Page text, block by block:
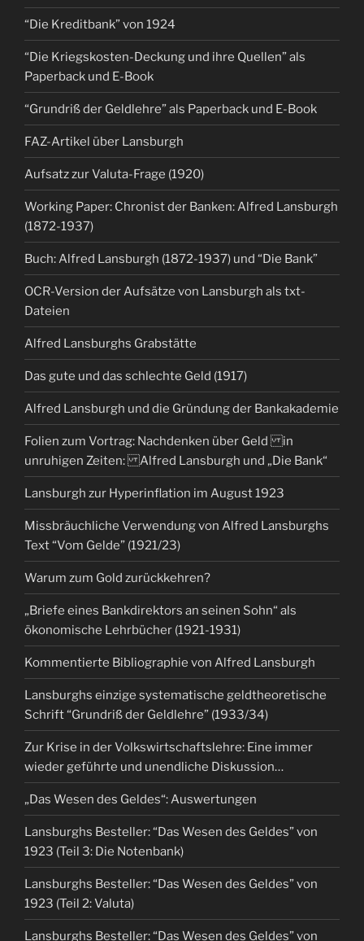
“Die Kreditbank” von 1924
“Die Kriegskosten-Deckung und ihre Quellen” als
Paperback und E-Book
“Grundriß der Geldlehre” als Paperback und E-Book
FAZ-Artikel über Lansburgh
Aufsatz zur Valuta-Frage (1920)
Working Paper: Chronist der Banken: Alfred Lansburgh
(1872-1937)
Buch: Alfred Lansburgh (1872-1937) und “Die Bank”
OCR-Version der Aufsätze von Lansburgh als txt-
Dateien
Alfred Lansburghs Grabstätte
Das gute und das schlechte Geld (1917)
Alfred Lansburgh und die Gründung der Bankakademie
Folien zum Vortrag: Nachdenken über Geld in
unruhigen Zeiten: Alfred Lansburgh und „Die Bank“
Lansburgh zur Hyperinflation im August 1923
Missbräuchliche Verwendung von Alfred Lansburghs
Text “Vom Gelde” (1921/23)
Warum zum Gold zurückkehren?
„Briefe eines Bankdirektors an seinen Sohn“ als
ökonomische Lehrbücher (1921-1931)
Kommentierte Bibliographie von Alfred Lansburgh
Lansburghs einzige systematische geldtheoretische
Schrift “Grundriß der Geldlehre” (1933/34)
Zur Krise in der Volkswirtschaftslehre: Eine immer
wieder geführte und unendliche Diskussion…
„Das Wesen des Geldes“: Auswertungen
Lansburghs Besteller: “Das Wesen des Geldes” von
1923 (Teil 3: Die Notenbank)
Lansburghs Besteller: “Das Wesen des Geldes” von
1923 (Teil 2: Valuta)
Lansburghs Besteller: “Das Wesen des Geldes” von